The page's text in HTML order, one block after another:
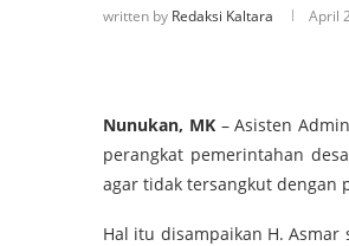
written by Redaksi Kaltara April
Nunukan, MK– Asisten
perangkat pemerintahan
agar tidak tersangkut dengan
Hal itu disampaikan H. Asmar